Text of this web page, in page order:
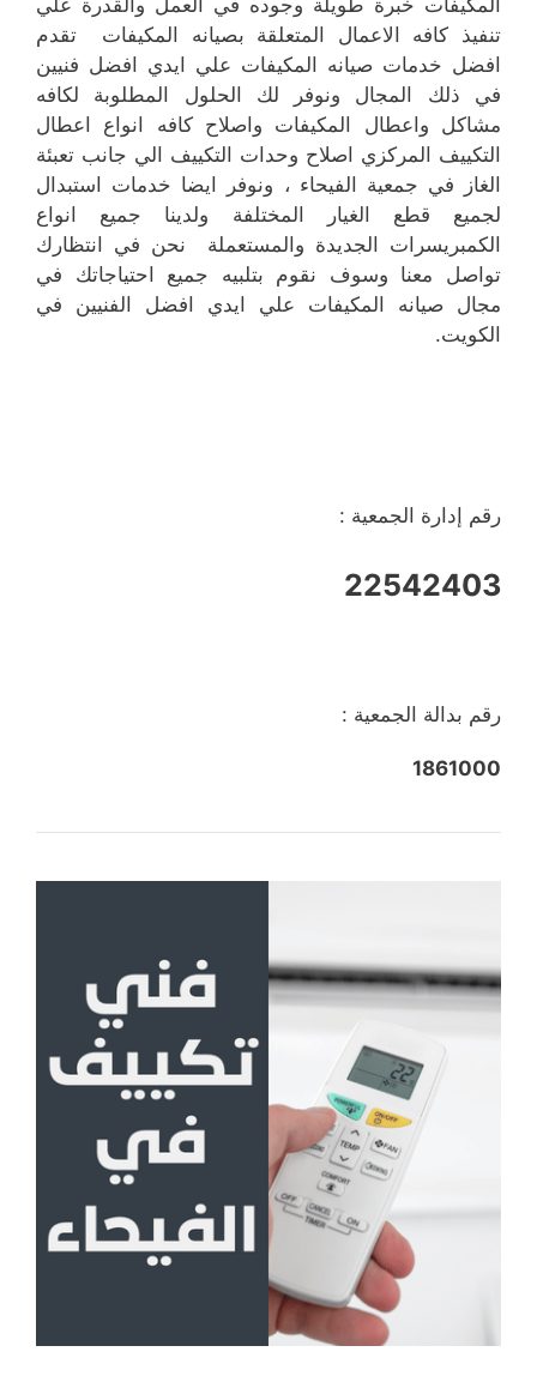
تنفيذ كافه الاعمال المتعلقة بصيانه المكيفات تقدم
افضل خدمات صيانه المكيفات علي ايدي افضل فنيين
في ذلك المجال ونوفر لك الحلول المطلوبة لكافه
مشاكل واعطال المكيفات واصلاح كافه انواع اعطال
التكييف المركزي اصلاح وحدات التكييف الي جانب تعبئة
الغاز في جمعية الفيحاء ، ونوفر ايضا خدمات استبدال
لجميع قطع الغيار المختلفة ولدينا جميع انواع
الكمبريسرات الجديدة والمستعملة نحن في انتظارك
تواصل معنا وسوف نقوم بتلبيه جميع احتياجاتك في
مجال صيانه المكيفات علي ايدي افضل الفنيين في
الكويت.
رقم إدارة الجمعية :
22542403
رقم بدالة الجمعية :
1861000